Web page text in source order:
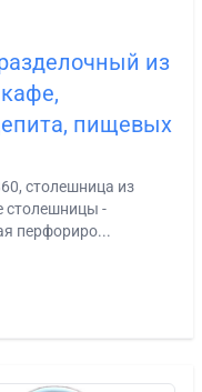
из
пищевых
столешница из
столешницы -
перфориро...